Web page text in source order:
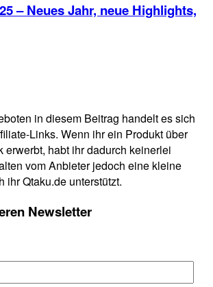
– Neues Jahr, neue Highlights,
in diesem Beitrag handelt es sich
Links. Wenn ihr ein Produkt über
erwerbt, habt ihr dadurch keinerlei
vom Anbieter jedoch eine kleine
ihr Qtaku.de unterstützt.
Newsletter